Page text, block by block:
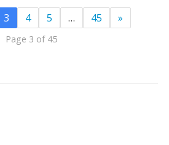
3 4 5 … 45 »
Page 3 of 45